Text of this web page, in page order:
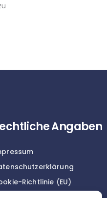
Angaben
Richtlinie (EU)